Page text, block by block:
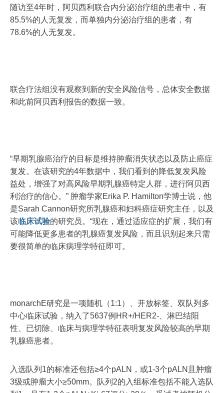
随访至4年时，阿贝西利联合内分泌治疗组的患者中，有
85.5%的人无复发，而单独内分泌治疗组的患者，有
78.6%的人无复发。
联合疗法组没有观察到新的安全风险信号，总体安全数据
和此前阿贝西利报告的数据一致。
“早期乳腺癌治疗的目标是维持肿瘤消失状态以及防止癌症
复发。在该研究的4年数据中，我们看到的降低复发风险
益处，增强了对高风险早期乳腺癌特定人群，进行阿贝西
利治疗的信心。” 肿瘤学家Erika P. Hamilton学博士说，他
是Sarah Cannon研究所乳腺癌和妇科癌症研究主任，以及
该临床试验的研究员。“现在，通过适应症的扩展，我们有
可能降低更多患者的乳腺癌复发风险，而且识别起来只需
要很简单的临床病理学特征即可。
monarchE研究是一项随机（1:1）、开放标签、双队列多
中心临床试验，纳入了5637例HR+/HER2-、淋巴结阳
性、已切除、临床与病理学特征表明复发风险较高的早期
乳腺癌患者。
入选队列1的标准还包括≥4个pALN，或1-3个pALN且肿瘤
3级或肿瘤大小≥50mm。队列2的入组标准包括不能入选队